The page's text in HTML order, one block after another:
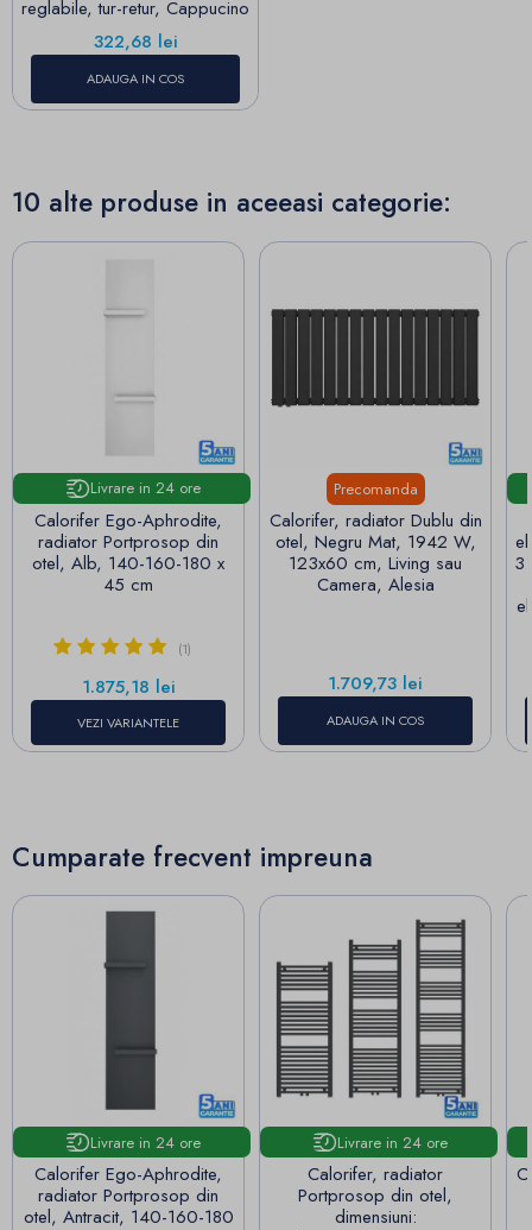
reglabile, tur-retur, Cappucino
Pret
322,68 lei
ADAUGA IN COS
10 alte produse in aceeasi categorie:
Livrare in 24 ore
Calorifer Ego-Aphrodite,
radiator Portprosop din
otel, Alb, 140-160-180 x
45 cm
(1)
Pret
1.875,18 lei
VEZI VARIANTELE
Precomanda
Calorifer, radiator Dublu din
otel, Negru Mat, 1942 W,
123x60 cm, Living sau
Camera, Alesia
Pret
1.709,73 lei
ADAUGA IN COS
3
Cumparate frecvent impreuna
Livrare in 24 ore
Calorifer Ego-Aphrodite,
radiator Portprosop din
otel, Antracit, 140-160-180
Livrare in 24 ore
Calorifer, radiator
Portprosop din otel,
dimensiuni: